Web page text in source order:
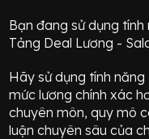
Bạn đang sử dụng tính
Tảng Deal Lương -
Hãy sử dụng tính năng
mức lương chính xác
chuyên môn, quy mô
luận chuyên sâu của